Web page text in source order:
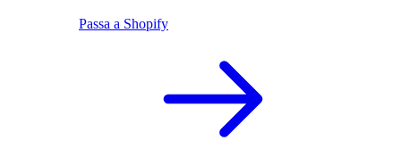
Passa a Shopify